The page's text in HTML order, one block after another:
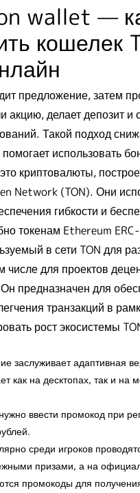
wallet —
кошелек
предложение, затем
акцию, делает депозит и
Такой подход
использовать
криптовалюты,
Network (TON). Они
гибкости и
токенам Ethereum
в сети TON для
числе для проектов
предназначен для
транзакций в
рост экосистемы
заслуживает адаптивная
как на десктопах, так и на
ввести промокод при
среди игроков
призами, а на
промокоды для